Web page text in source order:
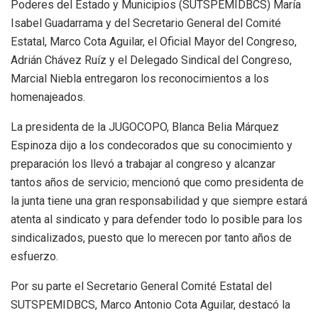
Poderes del Estado y Municipios (SUTSPEMIDBCS) María
Isabel Guadarrama y del Secretario General del Comité
Estatal, Marco Cota Aguilar, el Oficial Mayor del Congreso,
Adrián Chávez Ruíz y el Delegado Sindical del Congreso,
Marcial Niebla entregaron los reconocimientos a los
homenajeados.
La presidenta de la JUGOCOPO, Blanca Belia Márquez
Espinoza dijo a los condecorados que su conocimiento y
preparación los llevó a trabajar al congreso y alcanzar
tantos años de servicio; mencionó que como presidenta de
la junta tiene una gran responsabilidad y que siempre estará
atenta al sindicato y para defender todo lo posible para los
sindicalizados, puesto que lo merecen por tanto años de
esfuerzo.
Por su parte el Secretario General Comité Estatal del
SUTSPEMIDBCS, Marco Antonio Cota Aguilar, destacó la